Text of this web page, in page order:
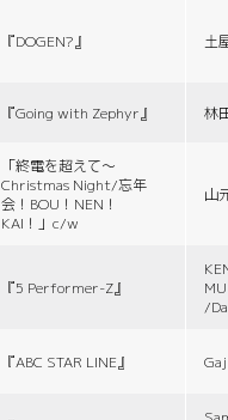
『DOGEN?』 土
『Going with Zephyr』 林
「終電を超えて～
Christmas Night/忘年
会！BOU！NEN！
KAI！」c/w
山
『5 Performer-Z』
/
『ABC STAR LINE』